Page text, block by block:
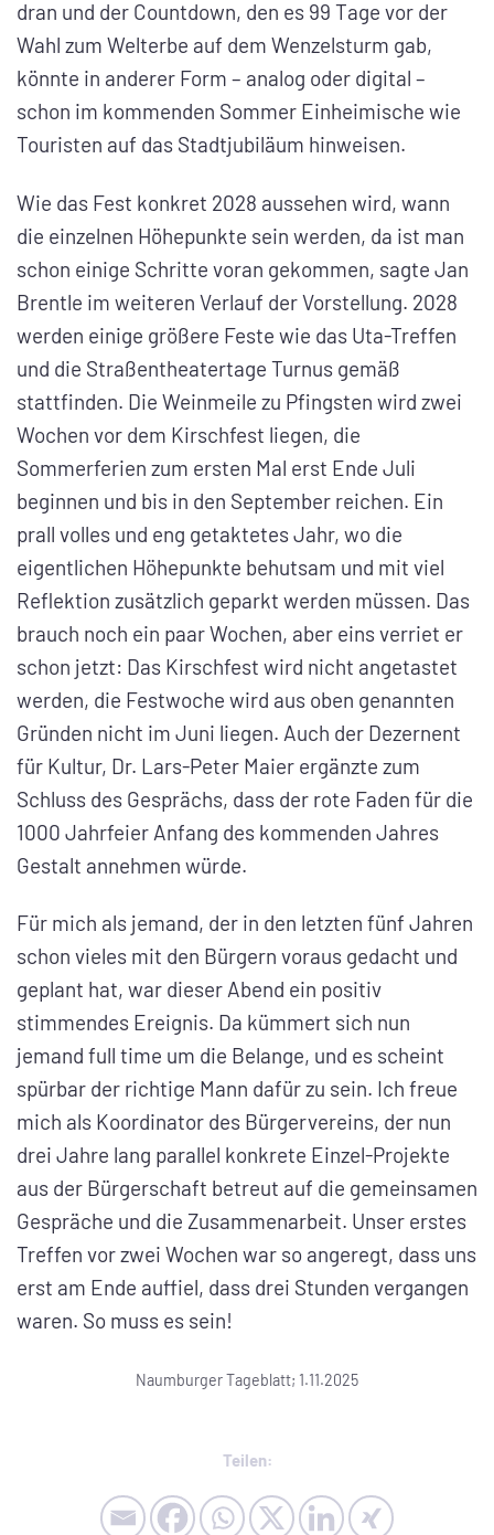
dran und der Countdown, den es 99 Tage vor der
Wahl zum Welterbe auf dem Wenzelsturm gab,
könnte in anderer Form – analog oder digital –
schon im kommenden Sommer Einheimische wie
Touristen auf das Stadtjubiläum hinweisen.
Wie das Fest konkret 2028 aussehen wird, wann
die einzelnen Höhepunkte sein werden, da ist man
schon einige Schritte voran gekommen, sagte Jan
Brentle im weiteren Verlauf der Vorstellung. 2028
werden einige größere Feste wie das Uta-Treffen
und die Straßentheatertage Turnus gemäß
stattfinden. Die Weinmeile zu Pfingsten wird zwei
Wochen vor dem Kirschfest liegen, die
Sommerferien zum ersten Mal erst Ende Juli
beginnen und bis in den September reichen. Ein
prall volles und eng getaktetes Jahr, wo die
eigentlichen Höhepunkte behutsam und mit viel
Reflektion zusätzlich geparkt werden müssen. Das
brauch noch ein paar Wochen, aber eins verriet er
schon jetzt: Das Kirschfest wird nicht angetastet
werden, die Festwoche wird aus oben genannten
Gründen nicht im Juni liegen. Auch der Dezernent
für Kultur, Dr. Lars-Peter Maier ergänzte zum
Schluss des Gesprächs, dass der rote Faden für die
1000 Jahrfeier Anfang des kommenden Jahres
Gestalt annehmen würde.
Für mich als jemand, der in den letzten fünf Jahren
schon vieles mit den Bürgern voraus gedacht und
geplant hat, war dieser Abend ein positiv
stimmendes Ereignis. Da kümmert sich nun
jemand full time um die Belange, und es scheint
spürbar der richtige Mann dafür zu sein. Ich freue
mich als Koordinator des Bürgervereins, der nun
drei Jahre lang parallel konkrete Einzel-Projekte
aus der Bürgerschaft betreut auf die gemeinsamen
Gespräche und die Zusammenarbeit. Unser erstes
Treffen vor zwei Wochen war so angeregt, dass uns
erst am Ende auffiel, dass drei Stunden vergangen
waren. So muss es sein!
Naumburger Tageblatt; 1.11.2025
Teilen: